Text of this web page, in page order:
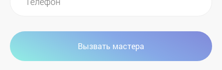
Вызвать мастера